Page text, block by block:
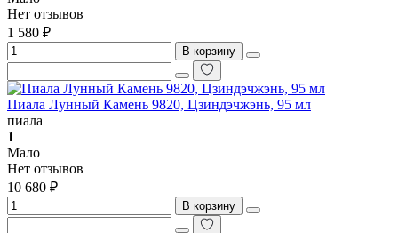
Нет отзывов
1 580 ₽
В корзину
Пиала Лунный Камень 9820, Цзиндэчжэнь, 95 мл
пиала
1
Мало
Нет отзывов
10 680 ₽
В корзину